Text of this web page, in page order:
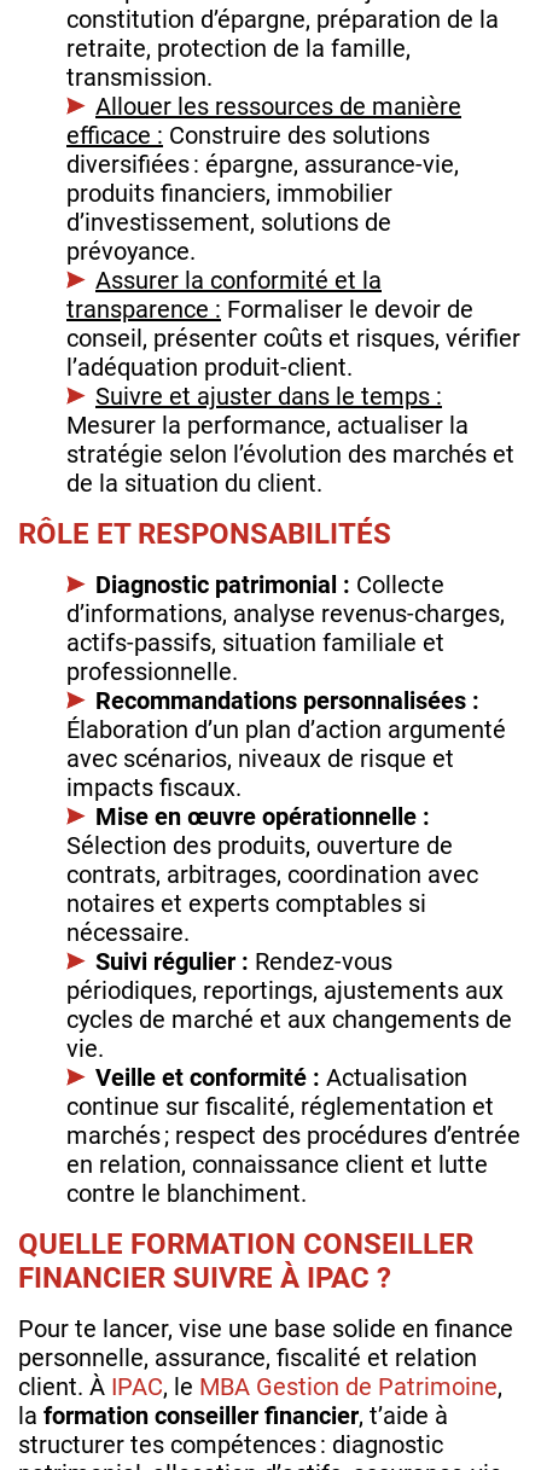
constitution d’épargne, préparation de la
retraite, protection de la famille,
transmission.
Allouer les ressources de manière
efficace : Construire des solutions
diversifiées : épargne, assurance‑vie,
produits financiers, immobilier
d’investissement, solutions de
prévoyance.
Assurer la conformité et la
transparence : Formaliser le devoir de
conseil, présenter coûts et risques, vérifier
l’adéquation produit‑client.
Suivre et ajuster dans le temps :
Mesurer la performance, actualiser la
stratégie selon l’évolution des marchés et
de la situation du client.
RÔLE ET RESPONSABILITÉS
Diagnostic patrimonial : Collecte
d’informations, analyse revenus‑charges,
actifs‑passifs, situation familiale et
professionnelle.
Recommandations personnalisées :
Élaboration d’un plan d’action argumenté
avec scénarios, niveaux de risque et
impacts fiscaux.
Mise en œuvre opérationnelle :
Sélection des produits, ouverture de
contrats, arbitrages, coordination avec
notaires et experts comptables si
nécessaire.
Suivi régulier : Rendez‑vous
périodiques, reportings, ajustements aux
cycles de marché et aux changements de
vie.
Veille et conformité : Actualisation
continue sur fiscalité, réglementation et
marchés ; respect des procédures d’entrée
en relation, connaissance client et lutte
contre le blanchiment.
QUELLE FORMATION CONSEILLER
FINANCIER SUIVRE À IPAC ?
Pour te lancer, vise une base solide en finance
personnelle, assurance, fiscalité et relation
client. À IPAC, le MBA Gestion de Patrimoine,
la formation conseiller financier, t’aide à
structurer tes compétences : diagnostic